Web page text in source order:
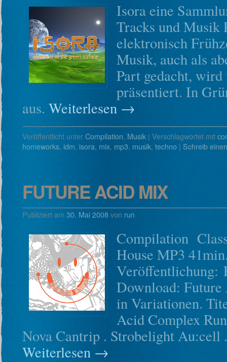
Isora eine
Tracks und Musik
elektronisch
Musik, auch als
Part gedacht,
präsentiert. In
aus. Weiterlesen →
Veröffentlicht unterCompilation, Musik | Verschlagwortet mit
homeworks, idm, isora, mix, mp3, musik, techno | Schreib
FUTURE ACID MIX
Publiziert am 30. Mai 2008von run
Compilation
House MP3
Veröffentlichung:
Download:
in Variationen.
Acid Complex
Nova Cantrip . Strobelight
Weiterlesen →